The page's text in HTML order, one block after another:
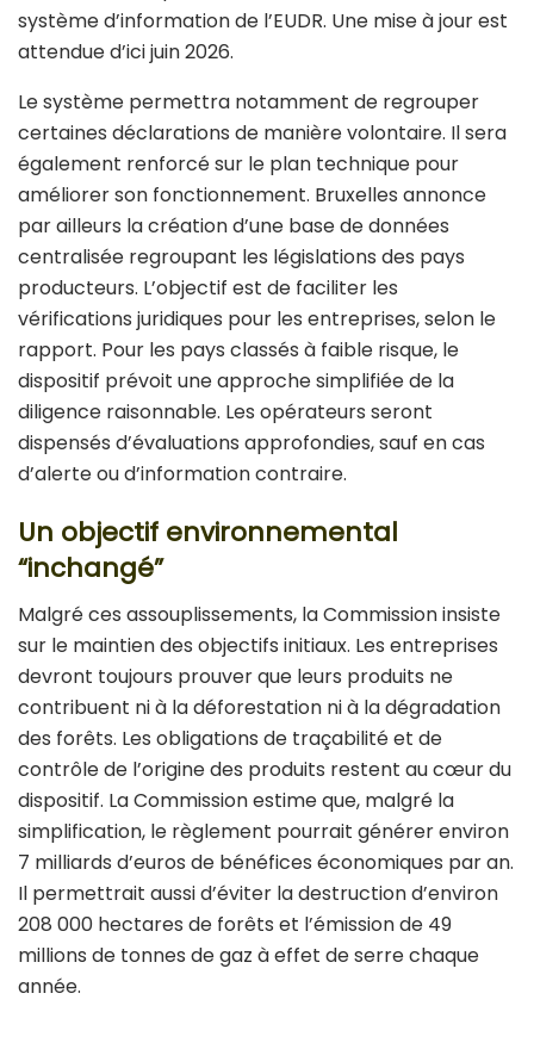
système d’information de l’EUDR. Une mise à jour est
attendue d’ici juin 2026.
Le système permettra notamment de regrouper
certaines déclarations de manière volontaire. Il sera
également renforcé sur le plan technique pour
améliorer son fonctionnement. Bruxelles annonce
par ailleurs la création d’une base de données
centralisée regroupant les législations des pays
producteurs. L’objectif est de faciliter les
vérifications juridiques pour les entreprises, selon le
rapport. Pour les pays classés à faible risque, le
dispositif prévoit une approche simplifiée de la
diligence raisonnable. Les opérateurs seront
dispensés d’évaluations approfondies, sauf en cas
d’alerte ou d’information contraire.
Un objectif environnemental
“inchangé”
Malgré ces assouplissements, la Commission insiste
sur le maintien des objectifs initiaux. Les entreprises
devront toujours prouver que leurs produits ne
contribuent ni à la déforestation ni à la dégradation
des forêts. Les obligations de traçabilité et de
contrôle de l’origine des produits restent au cœur du
dispositif. La Commission estime que, malgré la
simplification, le règlement pourrait générer environ
7 milliards d’euros de bénéfices économiques par an.
Il permettrait aussi d’éviter la destruction d’environ
208 000 hectares de forêts et l’émission de 49
millions de tonnes de gaz à effet de serre chaque
année.